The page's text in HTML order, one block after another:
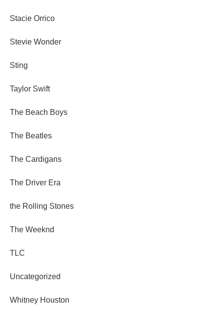
Stacie Orrico
Stevie Wonder
Sting
Taylor Swift
The Beach Boys
The Beatles
The Cardigans
The Driver Era
the Rolling Stones
The Weeknd
TLC
Uncategorized
Whitney Houston